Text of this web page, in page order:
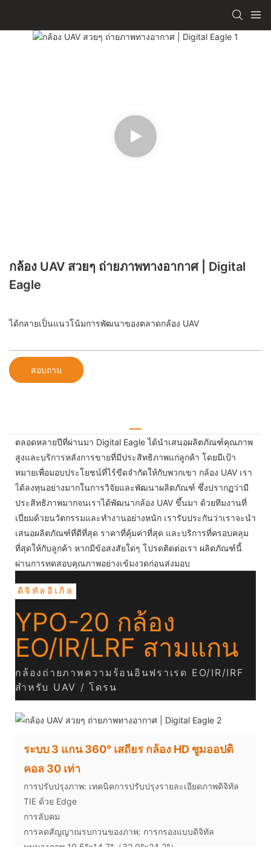
กล้อง UAV สวยๆ ถ่ายภาพทางอากาศ | Digital
Eagle
ได้กลายเป็นแนวโน้มการพัฒนาของตลาดกล้อง UAV
สอบถาม
ตลอดหลายปีที่ผ่านมา Digital Eagle ได้นำเสนอผลิตภัณฑ์คุณภาพ
สูงและบริการหลังการขายที่มีประสิทธิภาพแก่ลูกค้า โดยมีเป้า
หมายเพื่อมอบประโยชน์ที่ไร้ขีดจำกัดให้กับพวกเขา กล้อง UAV เรา
ได้ลงทุนอย่างมากในการวิจัยและพัฒนาผลิตภัณฑ์ ซึ่งปรากฏว่ามี
ประสิทธิภาพมากจนเราได้พัฒนากล้อง UAV ขึ้นมา ด้วยทีมงานที่
เปี่ยมด้วยนวัตกรรมและทำงานอย่างหนัก เรารับประกันว่าเราจะนำ
เสนอผลิตภัณฑ์ที่ดีที่สุด ราคาที่คุ้มค่าที่สุด และบริการที่ครอบคลุม
ที่สุดให้กับลูกค้า หากมีข้อสงสัยใดๆ โปรดติดต่อเรา ผลิตภัณฑ์นี้
ผ่านการทดสอบคุณภาพอย่างเข้มงวดก่อนส่งมอบ
ดิจิทัลอีเกิล
YPO-20 กล้อง
EO/IR/LRF สามแกน
กล้องถ่ายภาพความร้อนอินฟราเรด EO/IR/IRF
สำหรับ UAV / โดรน
ระบบ 3 แกน 360° เสถียร กล้อง HD ซูมออปติ
คอล 30 เท่า
การปรับปรุงภาพ: เทคนิคการปรับปรุงรายละเอียดภาพดิจิทัล
TIE ด้วย Edge
การลับคม
การลดสัญญาณรบกวนของภาพ: การกรองแบบดิจิทัล